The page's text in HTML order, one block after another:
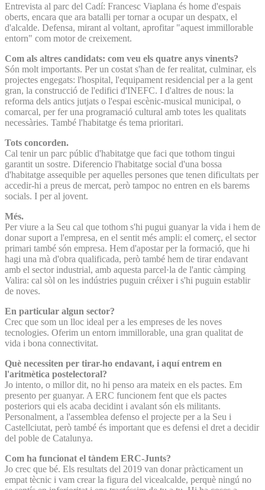
Entrevista al parc del Cadí: Francesc Viaplana és home d'espais
oberts, encara que ara batalli per tornar a ocupar un despatx, el
d'alcalde. Defensa, mirant al voltant, aprofitar "aquest immillorable
entorn" com motor de creixement.
Com als altres candidats: com veu els quatre anys vinents?
Són molt importants. Per un costat s'han de fer realitat, culminar, els
projectes engegats: l'hospital, l'equipament residencial per a la gent
gran, la construcció de l'edifici d'INEFC. I d'altres de nous: la
reforma dels antics jutjats o l'espai escènic-musical municipal, o
comarcal, per fer una programació cultural amb totes les qualitats
necessàries. També l'habitatge és tema prioritari.
Tots concorden.
Cal tenir un parc públic d'habitatge que faci que tothom tingui
garantit un sostre. Diferencio l'habitatge social d'una bossa
d'habitatge assequible per aquelles persones que tenen dificultats per
accedir-hi a preus de mercat, però tampoc no entren en els barems
socials. I per al jovent.
Més.
Per viure a la Seu cal que tothom s'hi pugui guanyar la vida i hem de
donar suport a l'empresa, en el sentit més ampli: el comerç, el sector
primari també són empresa. Hem d'apostar per la formació, que hi
hagi una mà d'obra qualificada, però també hem de tirar endavant
amb el sector industrial, amb aquesta parcel·la de l'antic càmping
Valira: cal sòl on les indústries puguin créixer i s'hi puguin establir
de noves.
En particular algun sector?
Crec que som un lloc ideal per a les empreses de les noves
tecnologies. Oferim un entorn immillorable, una gran qualitat de
vida i bona connectivitat.
Què necessiten per tirar-ho endavant, i aquí entrem en
l'aritmètica postelectoral?
Jo intento, o millor dit, no hi penso ara mateix en els pactes. Em
presento per guanyar. A ERC funcionem fent que els pactes
posteriors qui els acaba decidint i avalant són els militants.
Personalment, a l'assemblea defenso el projecte per a la Seu i
Castellciutat, però també és important que es defensi el dret a decidir
del poble de Catalunya.
Com ha funcionat el tàndem ERC-Junts?
Jo crec que bé. Els resultats del 2019 van donar pràcticament un
empat tècnic i vam crear la figura del vicealcalde, perquè ningú no